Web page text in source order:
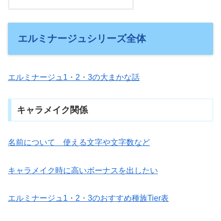
エルミナージュシリーズ全体
エルミナージュ1・2・3の大まかな話
キャラメイク関係
名前について 使える文字や文字数など
キャラメイク時に高いボーナスを出したい
エルミナージュ1・2・3のおすすめ種族Tier表